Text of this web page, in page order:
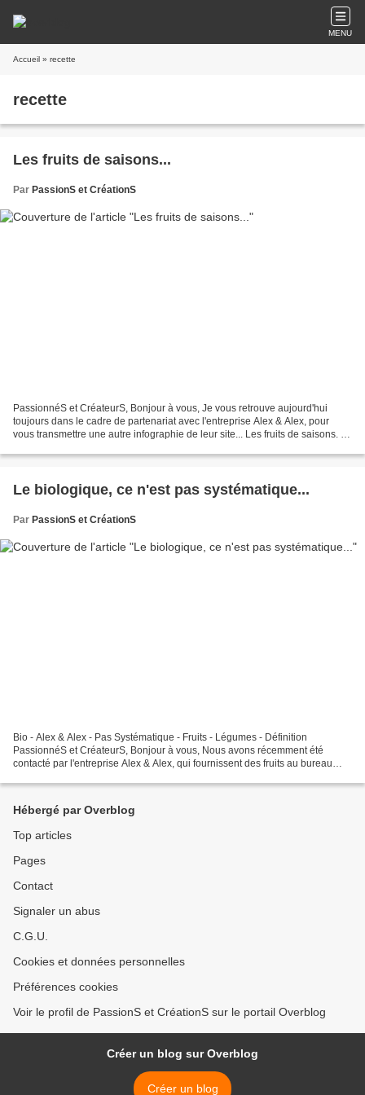
MENU
Accueil » recette
recette
Les fruits de saisons...
Par PassionS et CréationS
PassionnéS et CréateurS, Bonjour à vous, Je vous retrouve aujourd'hui
toujours dans le cadre de partenariat avec l'entreprise Alex & Alex, pour
vous transmettre une autre infographie de leur site... Les fruits de saisons. Je
Le biologique, ce n'est pas systématique...
Par PassionS et CréationS
Bio - Alex & Alex - Pas Systématique - Fruits - Légumes - Définition
PassionnéS et CréateurS, Bonjour à vous, Nous avons récemment été
contacté par l'entreprise Alex & Alex, qui fournissent des fruits au bureau
Hébergé par Overblog
Top articles
Pages
Contact
Signaler un abus
C.G.U.
Cookies et données personnelles
Préférences cookies
Voir le profil de PassionS et CréationS sur le portail Overblog
Créer un blog sur Overblog
Créer un blog